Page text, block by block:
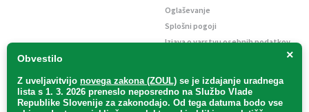
×
Obvestilo
Z uveljavitvijo novega zakona (ZOUL) se je izdajanje uradnega
lista s 1. 3. 2026 preneslo neposredno na Službo Vlade
Republike Slovenije za zakonodajo. Od tega datuma bodo vse
Oglaševanje
Splošni pogoji
Izjava o varstvu osebnih podatkov